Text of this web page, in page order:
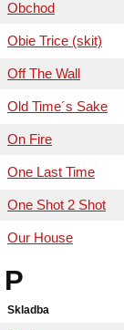
Obchod
Obie Trice (skit)
Off The Wall
Old Time´s Sake
On Fire
One Last Time
One Shot 2 Shot
Our House
P
Skladba